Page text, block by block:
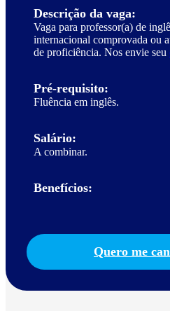
Descrição da vaga:
Vaga para professor(a) de
internacional comprovada ou
de proficiência. Nos envie seu
Pré-requisito:
Fluência em inglês.
Salário:
A combinar.
Benefícios:
Quero me